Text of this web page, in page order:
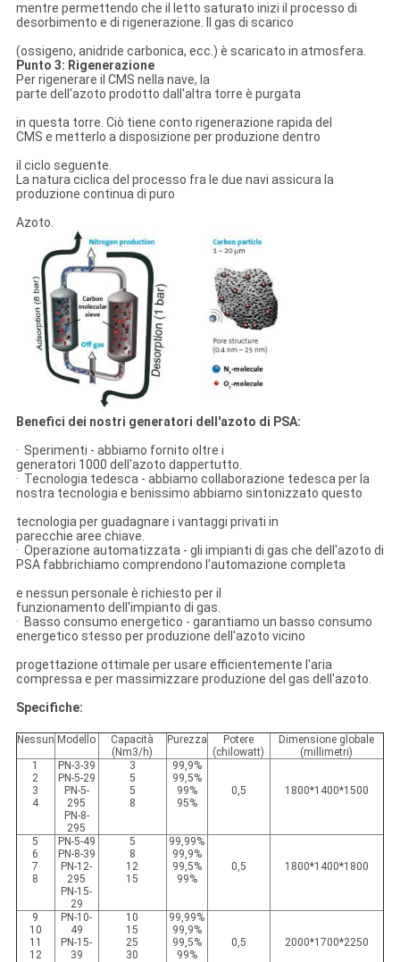
mentre permettendo che il letto saturato inizi il processo di
desorbimento e di rigenerazione. Il gas di scarico
(ossigeno, anidride carbonica, ecc.) è scaricato in atmosfera.
Punto 3: Rigenerazione
Per rigenerare il CMS nella nave, la
parte dell'azoto prodotto dall'altra torre è purgata
in questa torre. Ciò tiene conto rigenerazione rapida del
CMS e metterlo a disposizione per produzione dentro
il ciclo seguente.
La natura ciclica del processo fra le due navi assicura la
produzione continua di puro
Azoto.
Benefici dei nostri generatori dell'azoto di PSA:
· Sperimenti - abbiamo fornito oltre i
generatori 1000 dell'azoto dappertutto.
· Tecnologia tedesca - abbiamo collaborazione tedesca per la
nostra tecnologia e benissimo abbiamo sintonizzato questo
tecnologia per guadagnare i vantaggi privati in
parecchie aree chiave.
· Operazione automatizzata - gli impianti di gas che dell'azoto di
PSA fabbrichiamo comprendono l'automazione completa
e nessun personale è richiesto per il
funzionamento dell'impianto di gas.
· Basso consumo energetico - garantiamo un basso consumo
energetico stesso per produzione dell'azoto vicino
progettazione ottimale per usare efficientemente l'aria
compressa e per massimizzare produzione del gas dell'azoto.
Specifiche:
Nessun Modello
Capacità
(Nm3/h)
Purezza
Potere
(chilowatt)
Dimensione globale
(millimetri)
1
2
3
4
PN-3-39
PN-5-29
PN-5-
295
PN-8-
295
3
5
5
8
99,9%
99,5%
99%
95%
0,5 1800*1400*1500
5
6
7
8
PN-5-49
PN-8-39
PN-12-
295
PN-15-
29
5
8
12
15
99,99%
99,9%
99,5%
99%
0,5 1800*1400*1800
9
10
11
12
PN-10-
49
PN-15-
39
10
15
25
30
99,99%
99,9%
99,5%
99%
0,5 2000*1700*2250